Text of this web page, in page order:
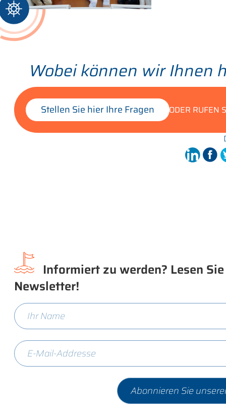
Wobei können wir Ihnen
Stellen Sie hier Ihre Fragen ODER RUFEN
Informiert zu werden? Lesen
Newsletter!